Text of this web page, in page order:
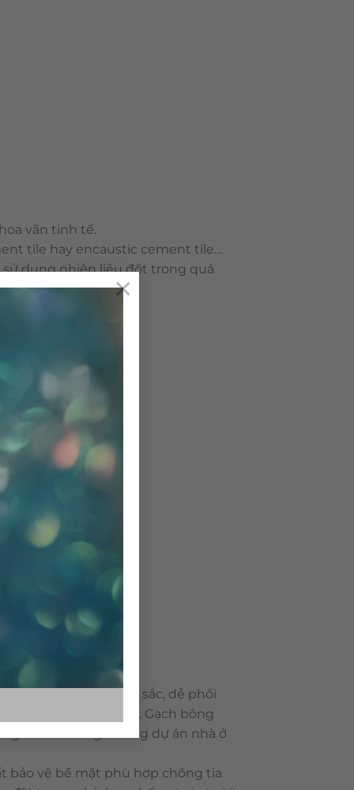
×
văn tinh tế.
tile hay encaustic cement tile…
dụng nhiên liệu đốt trong quá
nhiễm môi trường.
về mẫu mã, màu sắc, dễ phối
rất bền với thời gian. Gạch bông
sân trong những dự án nhà ở
bảo vệ bề mặt phù hợp chống tia